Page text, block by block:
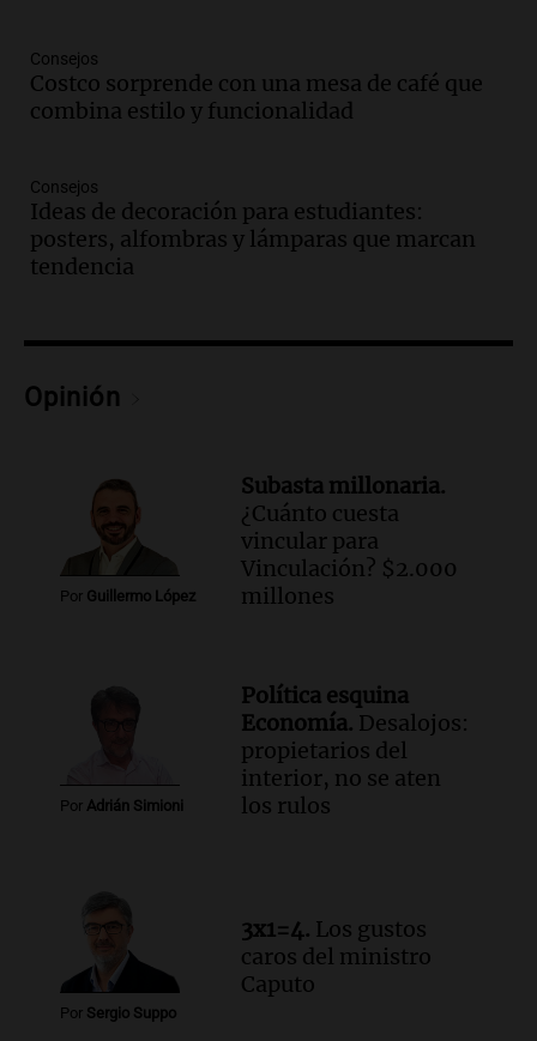
Episodios
Audio.Aumento de tarifas de luz en San
Luis a partir de agosto por nueva
Panorama Federal
Episodios
Audio.Gabriela Irrazábal: “Un 35,5% de
la población del país fue a templos a
Episodios
Audio.
Episodios
Audio.
José Roccuzzo, cortes de carne y
compras de Antonella: bromas en
Rosario.
compras de Antonella: bromas en
Rosario.
Viva la Radio Rosario
Episodios
Audio.Luciano Cáceres llega a Córdoba a
Amamos Argentina
Episodios
Consejos
Costco sorprende con una mesa de café que
combina estilo y funcionalidad
Consejos
Ideas de decoración para estudiantes:
posters, alfombras y lámparas que marcan
tendencia
Opinión
Por Guillermo López
Subasta millonaria.
¿Cuánto cuesta
vincular para
Vinculación? $2.000
millones
Por Adrián Simioni
Política esquina
Economía. Desalojos:
propietarios del
interior, no se aten
los rulos
Por Sergio Suppo
3x1=4. Los gustos
caros del ministro
Caputo